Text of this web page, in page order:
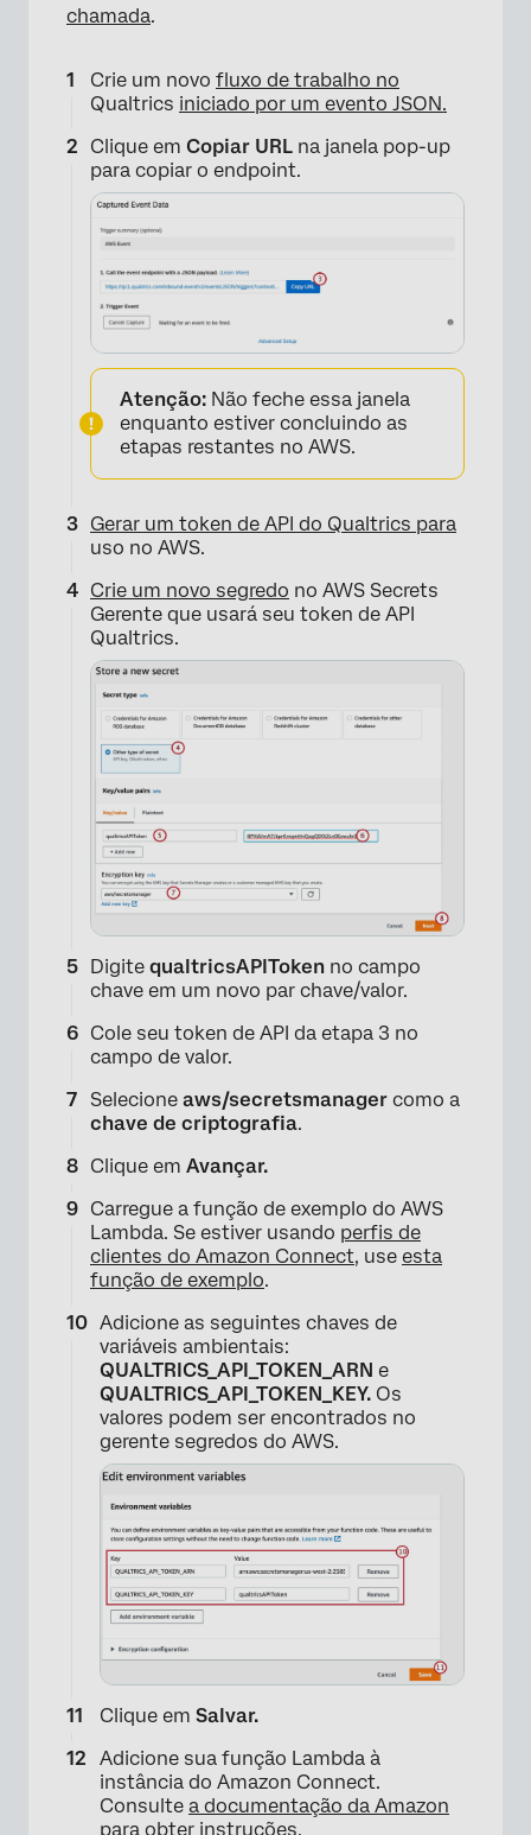
chamada.
Crie um novo fluxo de trabalho no
Qualtrics iniciado por um evento JSON.
Clique em Copiar URL na janela pop-up
para copiar o endpoint.
Atenção: Não feche essa janela
enquanto estiver concluindo as
etapas restantes no AWS.
Gerar um token de API do Qualtrics para
uso no AWS.
Crie um novo segredo no AWS Secrets
Gerente que usará seu token de API
Qualtrics.
Digite qualtricsAPIToken no campo
chave em um novo par chave/valor.
Cole seu token de API da etapa 3 no
campo de valor.
Selecione aws/secretsmanager como a
chave de criptografia.
Clique em Avançar.
Carregue a função de exemplo do AWS
Lambda. Se estiver usando perfis de
clientes do Amazon Connect, use esta
função de exemplo.
Adicione as seguintes chaves de
variáveis ambientais:
QUALTRICS_API_TOKEN_ARN e
QUALTRICS_API_TOKEN_KEY. Os
valores podem ser encontrados no
gerente segredos do AWS.
Clique em Salvar.
Adicione sua função Lambda à
instância do Amazon Connect.
Consulte a documentação da Amazon
para obter instruções.